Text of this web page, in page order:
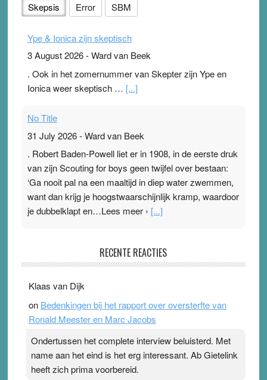
Skepsis Error SBM
Ype & Ionica zijn skeptisch
3 August 2026-Ward van Beek
. Ook in het zomernummer van Skepter zijn Ype en
Ionica weer skeptisch … [...]
No Title
31 July 2026-Ward van Beek
. Robert Baden-Powell liet er in 1908, in de eerste druk
van zijn Scouting for boys geen twijfel over bestaan:
‘Ga nooit pal na een maaltijd in diep water zwemmen,
want dan krijg je hoogstwaarschijnlijk kramp, waardoor
je dubbelklapt en…Lees meer › [...]
Ward van Beek
topsporters. Ze hopen ermee hun hartslag te verlagen
terwijl ze meer zuurstof opnemen. Daarop heeft zo’n
pleister geen effect. Maar het gevoel ‘makkelijker te
Pleisterplakkers in de topspsort ›[...]
RECENTE REACTIES
Klaas van Dijk
on Bedenkingen bij het rapport over oversterfte van
Ronald Meester en Marc Jacobs
Ondertussen het complete interview beluisterd. Met
name aan het eind is het erg interessant. Ab Gietelink
heeft zich prima voorbereid.